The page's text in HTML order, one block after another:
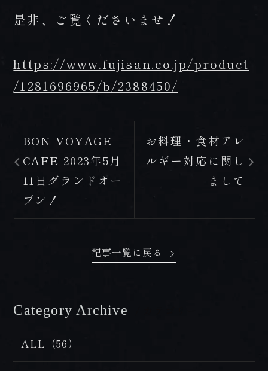
是非、ご覧くださいませ！
https://www.fujisan.co.jp/product
/1281696965/b/2388450/
BON VOYAGE
CAFE 2023年5月
11日グランドオー
プン！
お料理・食材アレ
ルギー対応に関し
まして
記事一覧に戻る
Category Archive
ALL（56）